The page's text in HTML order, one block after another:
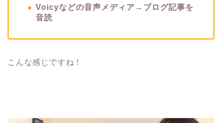
Voicyなどの音声メディア→ブログ記事を
音読
こんな感じですね！